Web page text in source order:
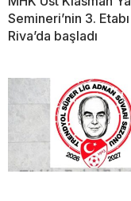
Semineri’nin 3. Etabı
Riva’da başladı